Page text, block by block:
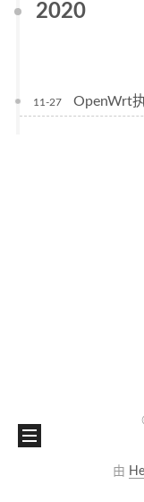
2020
11-27 OpenWrt
由